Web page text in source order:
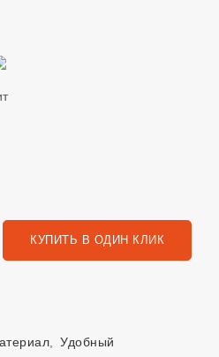
в Сплит
КУПИТЬ В ОДИН КЛИК
Удобный